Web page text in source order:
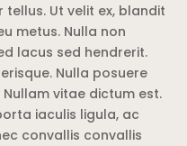
Ut velit ex, blandit
metus. Nulla non
lacus sed hendrerit.
Nulla posuere
vitae dictum est.
iaculis ligula, ac
convallis convallis